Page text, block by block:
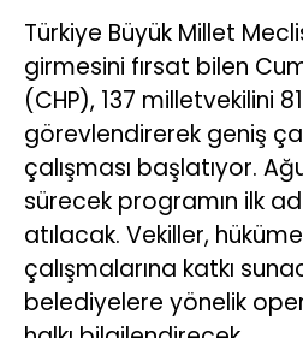
Türkiye Büyük Millet
girmesini fırsat bilen
(CHP), 137 milletvekilini
görevlendirerek geniş
çalışması başlatıyor.
sürecek programın ilk
atılacak. Vekiller,
çalışmalarına katkı
belediyelere yönelik